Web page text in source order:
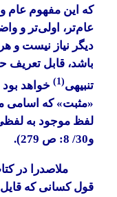
که این مفهوم عام
عام‌تر، اولی‌تر و
دیگر نیاز نیست و
باشد، قابل
تنبیهی(1)
خواهد
«مثبت» که اسامی
و30/ 8: ص 279).
ملاصدرا در
قول کسانی که